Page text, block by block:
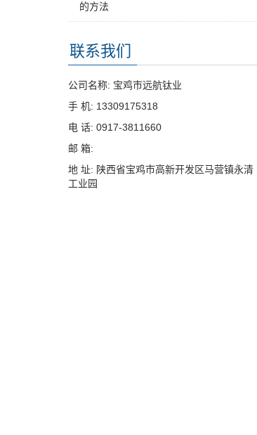
的方法
联系我们
公司名称: 宝鸡市远航钛业
手 机: 13309175318
电 话: 0917-3811660
邮 箱:
地 址: 陕西省宝鸡市高新开发区马营镇永清
工业园